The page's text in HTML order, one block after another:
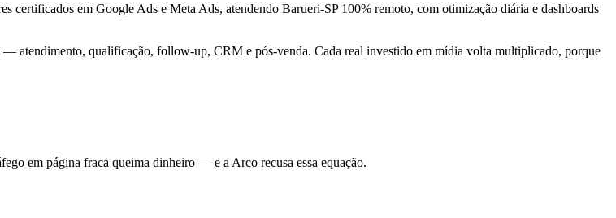
certificados em Google Ads e Meta Ads, atendendo Barueri-SP 100% remoto, com otimização diária e dashboards
— atendimento, qualificação, follow-up, CRM e pós-venda. Cada real investido em mídia volta multiplicado, porque
em página fraca queima dinheiro — e a Arco recusa essa equação.